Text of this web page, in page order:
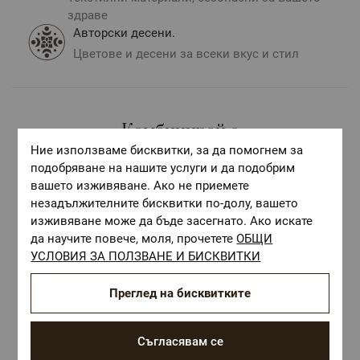
здраве
Авторски десени.
Цветове и десени за всеки вкус и стил
Комбинирай с
Ние използваме бисквитки, за да помогнем за
подобряване на нашите услуги и да подобрим
вашето изживяване. Ако не приемете
незадължителните бисквитки по-долу, вашето
изживяване може да бъде засегнато. Ако искате
да научите повече, моля, прочететеОБЩИ
УСЛОВИЯ ЗА ПОЛЗВАНЕ И БИСКВИТКИ
Съгласявам се
Преглед на бисквитките